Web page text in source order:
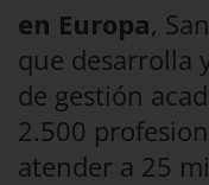
en Europa,
que desarrolla
de gestión
2.500
atender a 25